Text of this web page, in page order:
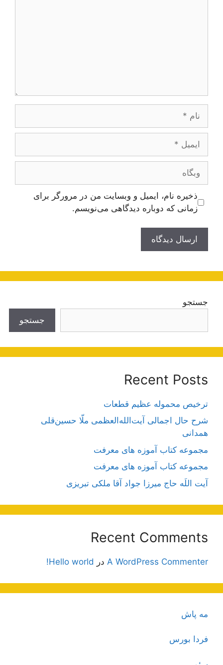
ایمیل
وبگاه
ذخیره نام، ایمیل و وبسایت من در مرورگر برای
زمانی که دوباره دیدگاهی می‌نویسم.
جستجو
جستجو
Recent Posts
ترخیص محموله عظیم قطعات
شرح حال اجمالی آیت‌الله‌العظمی ملّا حسین‌قلی
همدانی
مجموعه کتاب آموزه های معرفت
مجموعه کتاب آموزه های معرفت
آیت اللَه حاج میرزا جواد آقا ملکی تبریزی
Recent Comments
A WordPress Commenter در Hello world!
مه پاش
فردا بورس